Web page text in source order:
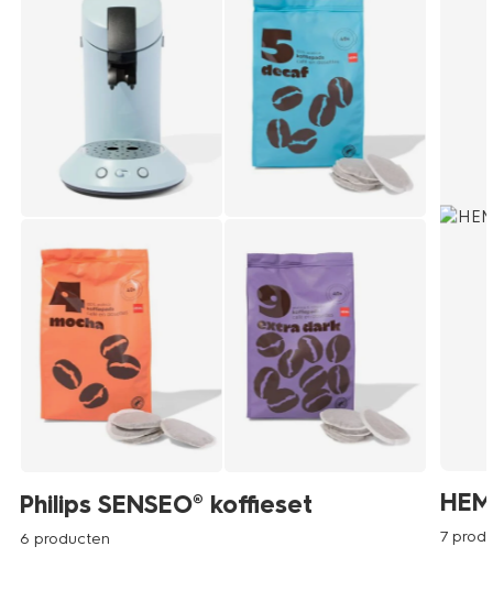
Philips SENSEO® koffieset
6 producten 7